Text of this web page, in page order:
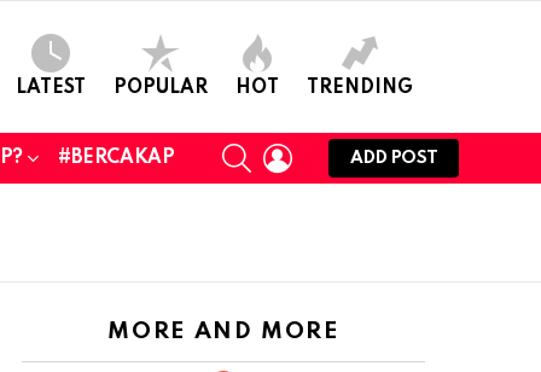
LATEST POPULAR HOT TRENDING
#BERCAKAP
SEARCHLOGIN
ADD POST
MORE AND MORE